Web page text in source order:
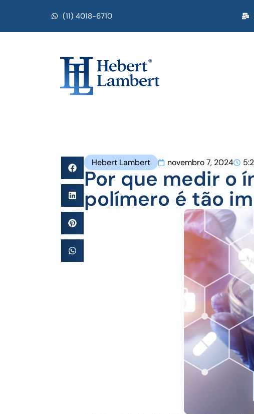
(11) 4018-6710
Hebert Lambert novembro 7, 2024
Por que medir o
polímero é tão